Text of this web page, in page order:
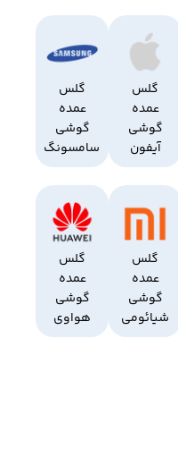
گلس
عمده
گوشی
آیفون
گلس
عمده
گوشی
سامسونگ
گلس
عمده
گوشی
شیائومی
گلس
عمده
گوشی
هواوی